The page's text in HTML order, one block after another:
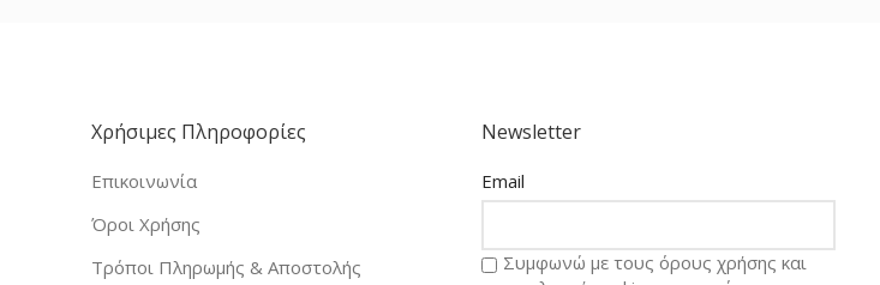
Χρήσιμες Πληροφορίες
Επικοινωνία
Όροι Χρήσης
Τρόποι Πληρωμής & Αποστολής
Newsletter
Email
Συμφωνώ με τους όρους χρήσης και